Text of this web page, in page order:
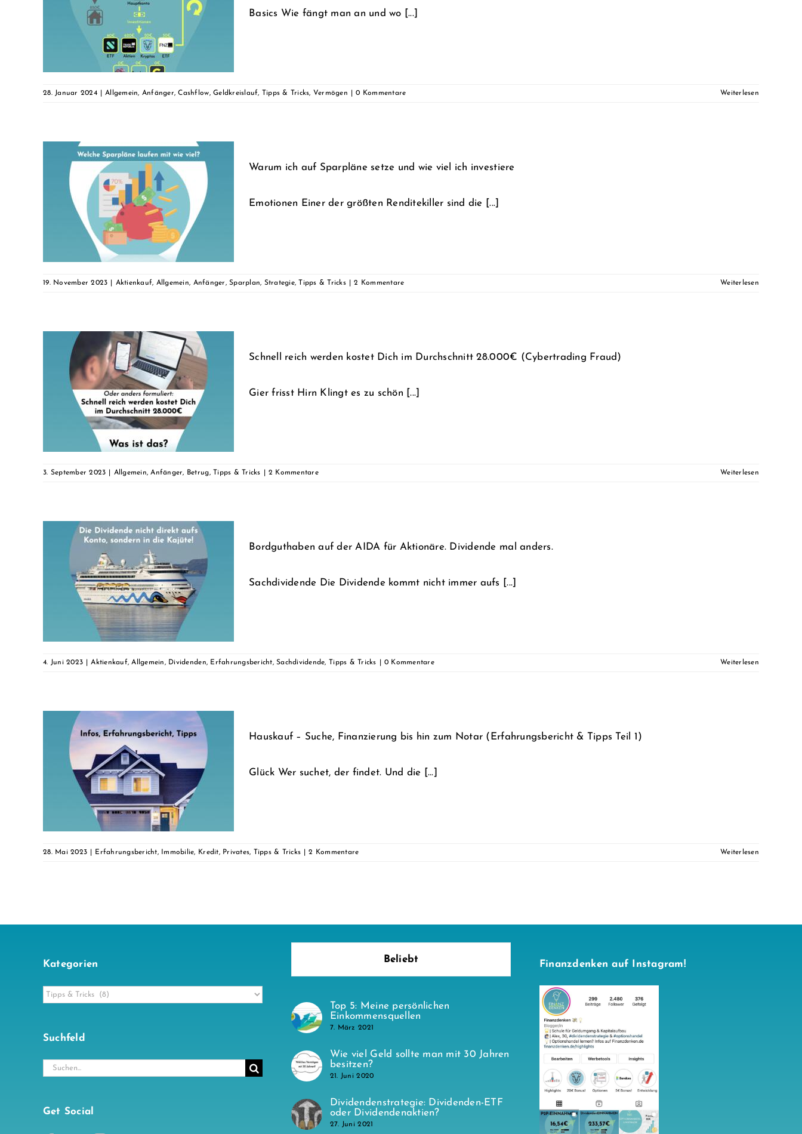
Basics Wie fängt man an und wo [...]
28. Januar 2024 Allgemein, Anfänger,Cashflow,Geldkreislauf, Tipps & Tricks, Vermögen 0 Kommentare Weiterlesen
Warum ich auf Sparpläne setze und wie viel ich investiere
Emotionen Einer der größten Renditekiller sind die [...]
19. November 2023 Aktienkauf, Allgemein, Anfänger,Sparplan, Strategie,Tipps & Tricks 2 Kommentare Weiterlesen
Schnell reich werden kostet Dich im Durchschnitt 28.000€ (Cybertrading Fraud)
Gier frisst Hirn Klingt es zu schön [...]
3. September 2023 Allgemein,Anfänger, Betrug,Tipps & Tricks 2 Kommentare Weiterlesen
Bordguthaben auf der AIDA für Aktionäre. Dividende mal anders.
Sachdividende Die Dividende kommt nicht immer aufs [...]
4. Juni 2023 Aktienkauf,Allgemein, Dividenden, Erfahrungsbericht,Sachdividende, Tipps & Tricks 0 Kommentare Weiterlesen
Hauskauf – Suche, Finanzierung bis hin zum Notar (Erfahrungsbericht & Tipps Teil 1)
Glück Wer suchet, der findet. Und die [...]
28. Mai 2023 Erfahrungsbericht, Immobilie, Kredit, Privates, Tipps & Tricks 2 Kommentare Weiterlesen
Kategorien
Kategorien
Suchfeld
Suche
Get Social
Beliebt
Top 5: Meine persönlichen
Einkommensquellen
7. März 2021
Wie viel Geld sollte man mit 30 Jahren
besitzen?
21. Juni 2020
Dividendenstrategie: Dividenden-ETF
oder Dividendenaktien?
27. Juni 2021
Finanzdenken auf Instagram!